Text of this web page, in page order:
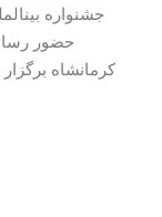
جشنواره
حضور
کرمانشاه